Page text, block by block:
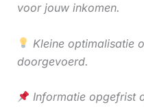
voor jouw inkomen.
Kleine optimalisatie
doorgevoerd.
Informatie opgefrist